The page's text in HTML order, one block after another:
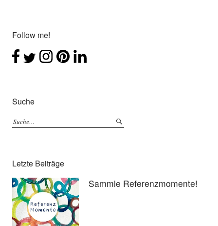
Follow me!
Suche
Letzte Beiträge
Sammle Referenzmomente!